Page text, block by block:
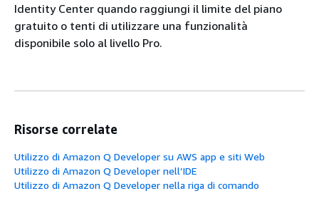
Identity Center quando raggiungi il limite del piano
gratuito o tenti di utilizzare una funzionalità
disponibile solo al livello Pro.
Risorse correlate
Utilizzo di Amazon Q Developer su AWS app e siti Web
Utilizzo di Amazon Q Developer nell’IDE
Utilizzo di Amazon Q Developer nella riga di comando